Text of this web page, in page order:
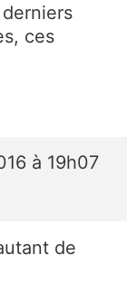
ces
à 19h07
de